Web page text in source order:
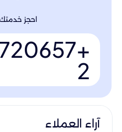
احجز خدمتك
2
آراء العملاء